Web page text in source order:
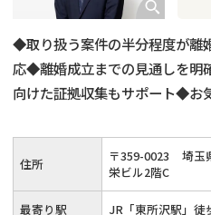
◆取り扱う案件の半分程度が離
応◆離婚成立までの見通しを明
向けた証拠収集もサポート◆お
応◆初回相談無料◆夜間や土
から徒歩1分
住所 〒359-0023
埼玉
栄ビル2階C
最寄り駅 JR「東所沢駅」徒